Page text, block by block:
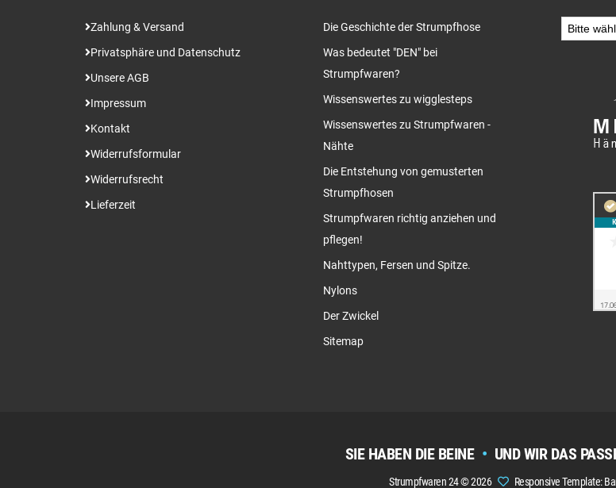
Zahlung & Versand
Privatsphäre und Datenschutz
Unsere AGB
Impressum
Kontakt
Widerrufsformular
Widerrufsrecht
Lieferzeit
Die Geschichte der Strumpfhose
Was bedeutet "DEN" bei
Strumpfwaren?
Wissenswertes zu wigglesteps
Wissenswertes zu Strumpfwaren -
Nähte
Die Entstehung von gemusterten
Strumpfhosen
Strumpfwaren richtig anziehen und
pflegen!
Nahttypen, Fersen und Spitze.
Nylons
Der Zwickel
Sitemap
SIE HABEN DIE BEINE • UND WIR DAS
Strumpfwaren 24 © 2026 Responsive Template: